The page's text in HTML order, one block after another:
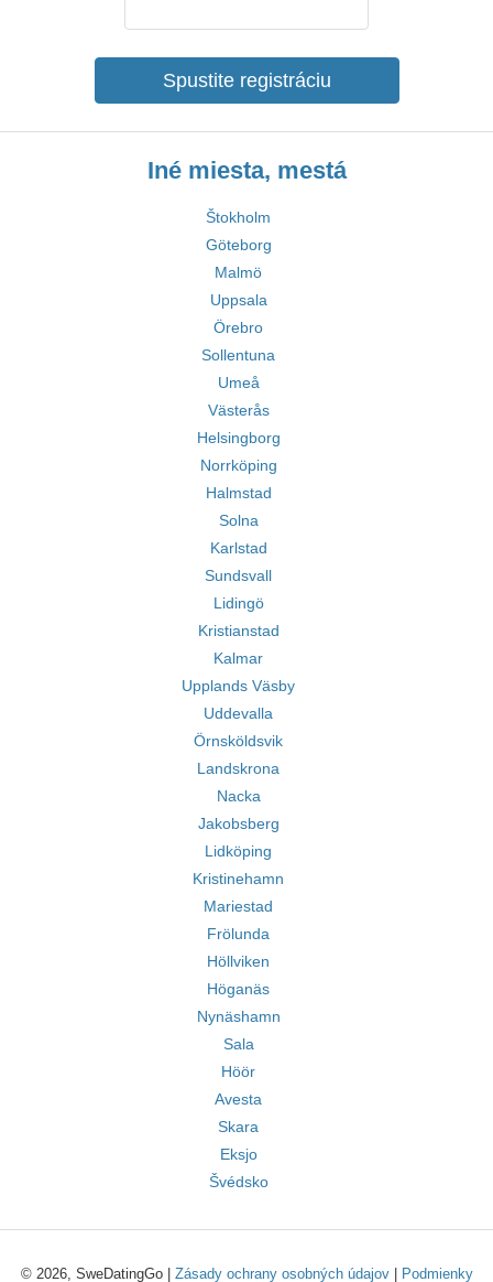
Spustite registráciu
Iné miesta, mestá
Štokholm
Göteborg
Malmö
Uppsala
Örebro
Sollentuna
Umeå
Västerås
Helsingborg
Norrköping
Halmstad
Solna
Karlstad
Sundsvall
Lidingö
Kristianstad
Kalmar
Upplands Väsby
Uddevalla
Örnsköldsvik
Landskrona
Nacka
Jakobsberg
Lidköping
Kristinehamn
Mariestad
Frölunda
Höllviken
Höganäs
Nynäshamn
Sala
Höör
Avesta
Skara
Eksjo
Švédsko
© 2026, SweDatingGo | Zásady ochrany osobných údajov| Podmienky